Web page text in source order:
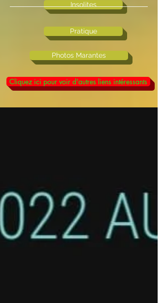
Insolites
Pratique
Photos Marantes
Cliquez ici pour voir d'autres liens intéressants